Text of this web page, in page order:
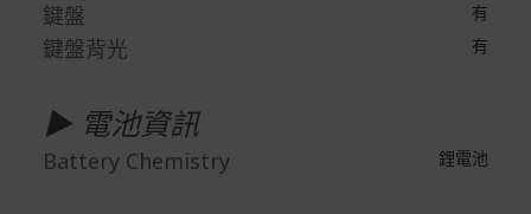
鍵盤 有
鍵盤背光 有
▶ 電池資訊
Battery Chemistry 鋰電池